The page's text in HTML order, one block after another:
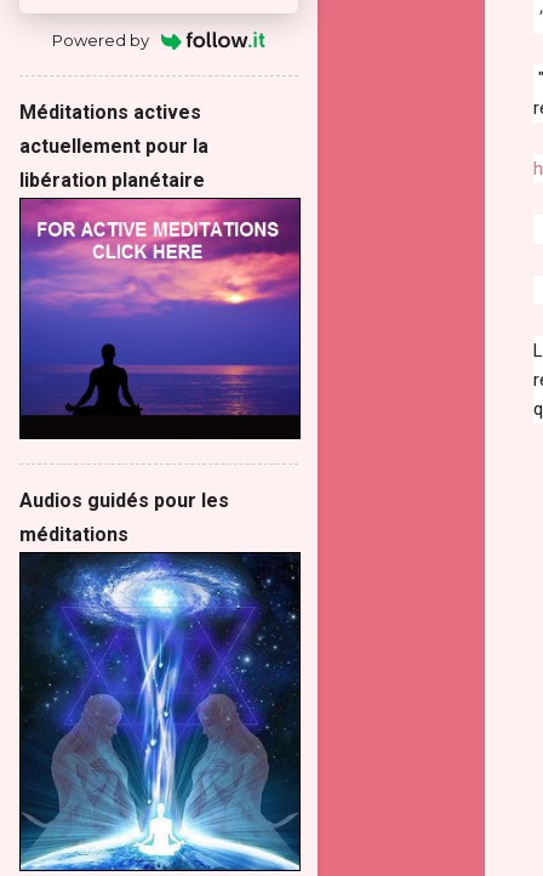
Powered by
Méditations actives
actuellement pour la
libération planétaire
Audios guidés pour les
méditations